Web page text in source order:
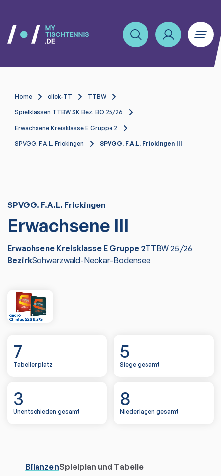
Home click-TT TTBW
Spielklassen TTBW SK Bez. BO 25/26
Erwachsene Kreisklasse E Gruppe 2
SPVGG. F.A.L. Frickingen SPVGG. F.A.L. Frickingen III
SPVGG. F.A.L. Frickingen
Erwachsene III
Erwachsene Kreisklasse E Gruppe 2TTBW25/26
BezirkSchwarzwald-Neckar-Bodensee
7
Tabellenplatz
5
Siege gesamt
3
Unentschieden gesamt
8
Niederlagen gesamt
BilanzenSpielplan und Tabelle